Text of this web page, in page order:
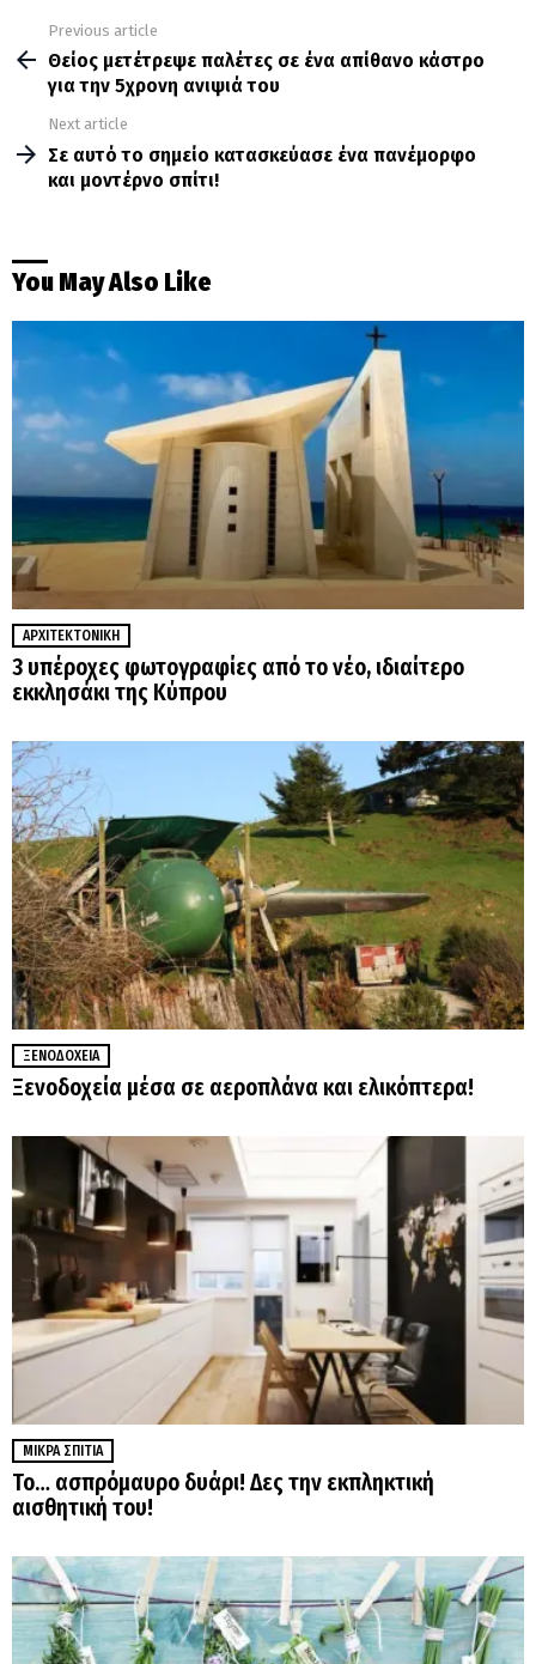
more
Previous article
Θείος μετέτρεψε παλέτες σε ένα απίθανο κάστρο
για την 5χρονη ανιψιά του
Next article
Σε αυτό το σημείο κατασκεύασε ένα πανέμορφο
και μοντέρνο σπίτι!
You May Also Like
ΑΡΧΙΤΕΚΤΟΝΙΚΉ
3 υπέροχες φωτογραφίες από το νέο, ιδιαίτερο
εκκλησάκι της Κύπρου
ΞΕΝΟΔΟΧΕΊΑ
Ξενοδοχεία μέσα σε αεροπλάνα και ελικόπτερα!
ΜΙΚΡΆ ΣΠΊΤΙΑ
Το… ασπρόμαυρο δυάρι! Δες την εκπληκτική
αισθητική του!